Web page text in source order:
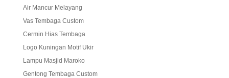
Air Mancur Melayang
Vas Tembaga Custom
Cermin Hias Tembaga
Logo Kuningan Motif Ukir
Lampu Masjid Maroko
Gentong Tembaga Custom